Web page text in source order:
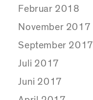
Februar 2018
November 2017
September 2017
Juli 2017
Juni 2017